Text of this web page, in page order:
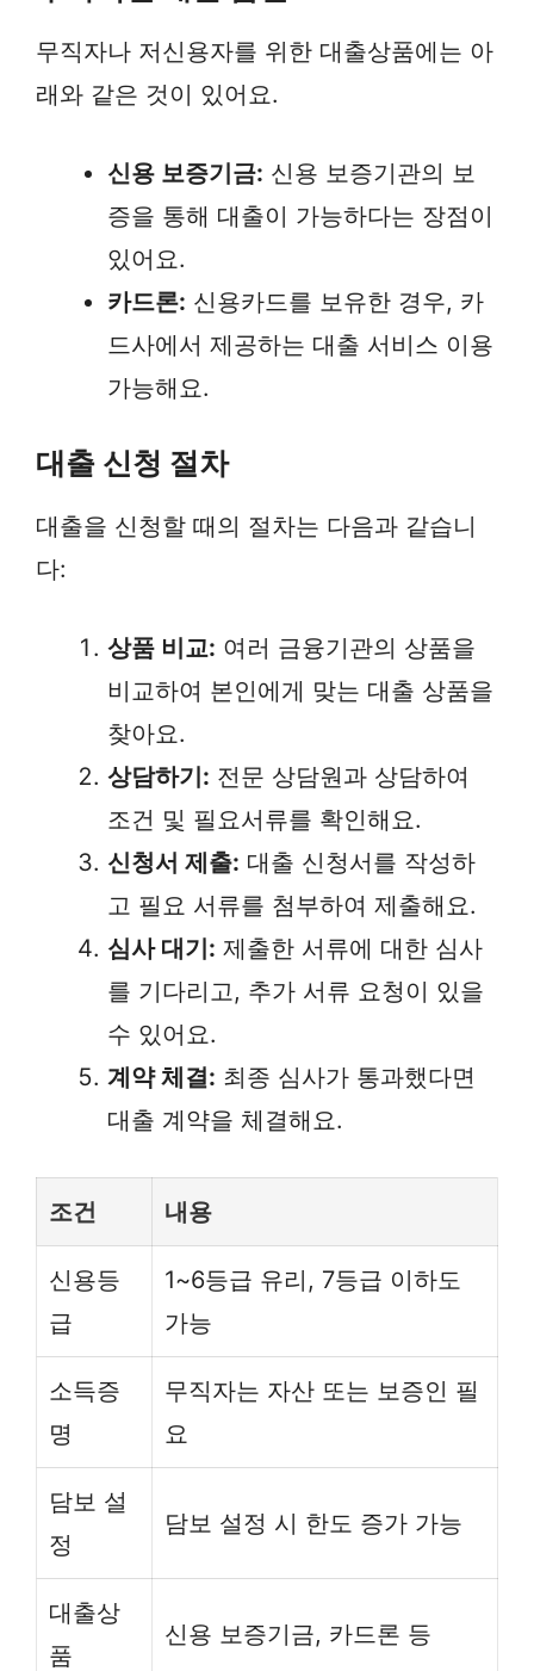
무직자나 저신용자를 위한 대출상품에는 아
래와 같은 것이 있어요.
신용 보증기금: 신용 보증기관의 보
증을 통해 대출이 가능하다는 장점이
있어요.
카드론: 신용카드를 보유한 경우, 카
드사에서 제공하는 대출 서비스 이용
가능해요.
대출 신청 절차
대출을 신청할 때의 절차는 다음과 같습니
다:
상품 비교: 여러 금융기관의 상품을
비교하여 본인에게 맞는 대출 상품을
찾아요.
상담하기: 전문 상담원과 상담하여
조건 및 필요서류를 확인해요.
신청서 제출: 대출 신청서를 작성하
고 필요 서류를 첨부하여 제출해요.
심사 대기: 제출한 서류에 대한 심사
를 기다리고, 추가 서류 요청이 있을
수 있어요.
계약 체결: 최종 심사가 통과했다면
대출 계약을 체결해요.
조건 내용
신용등
급
1~6등급 유리, 7등급 이하도
가능
소득증
명
무직자는 자산 또는 보증인 필
요
담보 설
정
담보 설정 시 한도 증가 가능
대출상
품
신용 보증기금, 카드론 등